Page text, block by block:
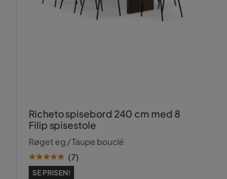
Richeto spisebord 240 cm med 8
Filip spisestole
Røget eg / Taupe bouclé
(7)
SE PRISEN!